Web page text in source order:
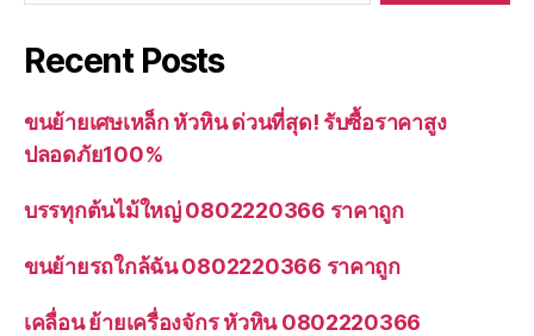
Recent Posts
ขนย้ายเศษเหล็ก หัวหิน ด่วนที่สุด! รับซื้อราคาสูง
ปลอดภัย100%
บรรทุกต้นไม้ใหญ่ 0802220366 ราคาถูก
ขนย้ายรถใกล้ฉัน 0802220366 ราคาถูก
เคลื่อน ย้ายเครื่องจักร หัวหิน 0802220366